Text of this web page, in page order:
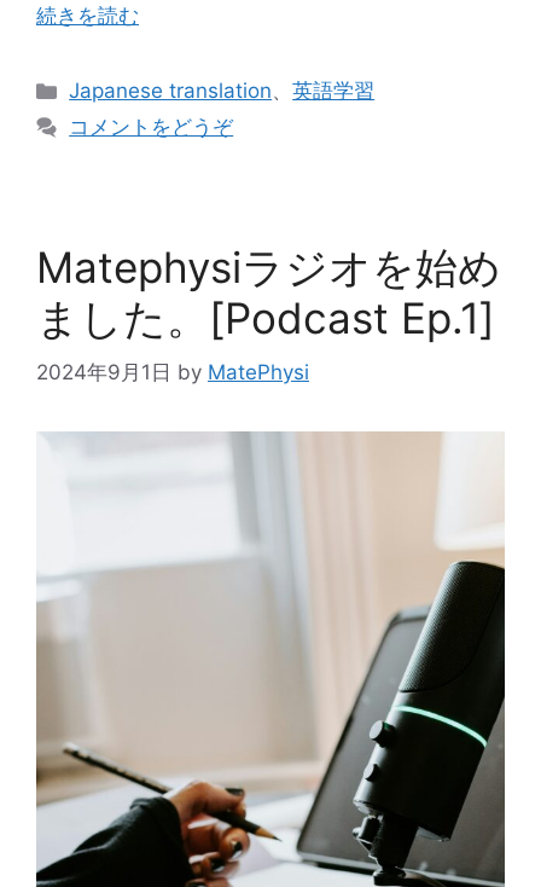
続きを読む
カ
テ
Japanese translation、英語学習
コメントをどうぞ
Matephysiラジオを始め
ました。[Podcast Ep.1]
2024年9月1日 by MatePhysi